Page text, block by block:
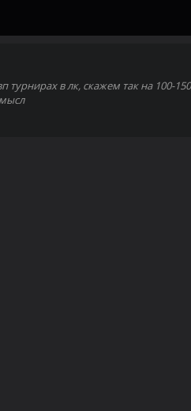
в лк, скажем так на 100-